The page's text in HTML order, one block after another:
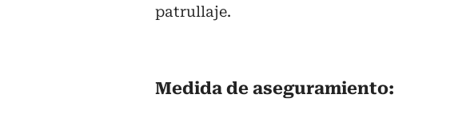
patrullaje.
Medida de aseguramiento: